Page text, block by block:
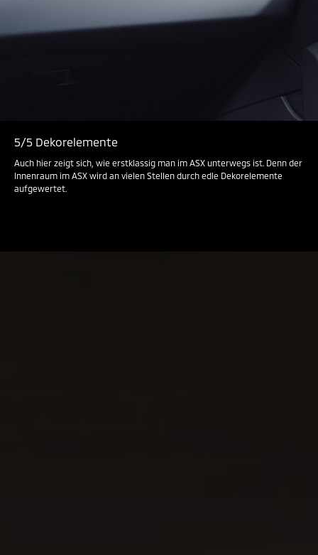
5/5 Dekorelemente
Auch hier zeigt sich, wie erstklassig man im ASX unterwegs ist. Denn der
Innenraum im ASX wird an vielen Stellen durch edle Dekorelemente
aufgewertet.